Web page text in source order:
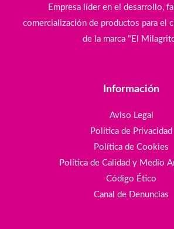
Empresa líder en el desarrollo,
comercialización de productos para el
de la marca "El
Información
Aviso Legal
Política de Privacidad
Política de Cookies
Política de Calidad y Medio
Código Ético
Canal de Denuncias